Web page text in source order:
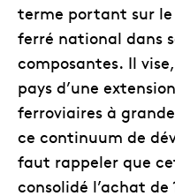
terme portant sur le
ferré national dans
composantes. Il
pays d’une
ferroviaires à
ce continuum de
faut rappeler que
consolidé l’achat de